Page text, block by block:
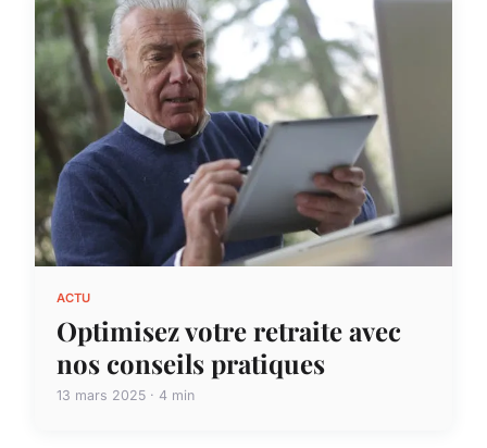
ACTU
Optimisez votre retraite avec
nos conseils pratiques
13 mars 2025 · 4 min